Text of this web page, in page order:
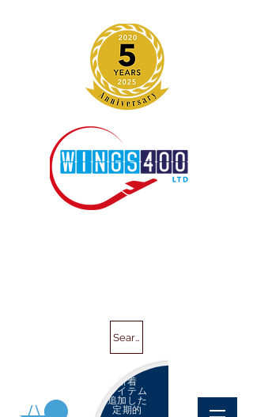
Search
新着
アイテム
追加した
定期的